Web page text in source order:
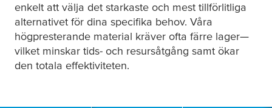
enkelt att välja det starkaste och mest tillförlitliga
alternativet för dina specifika behov. Våra
högpresterande material kräver ofta färre lager—
vilket minskar tids- och resursåtgång samt ökar
den totala effektiviteten.